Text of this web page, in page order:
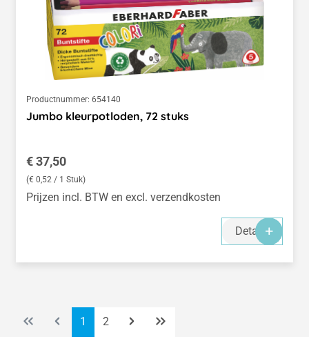
Productnummer: 654140
Jumbo kleurpotloden, 72 stuks
Normale prijs:
€ 37,50
(€ 0,52 / 1 Stuk)
Prijzen incl. BTW en excl. verzendkosten
Details
Pagina
1 Pagina
2